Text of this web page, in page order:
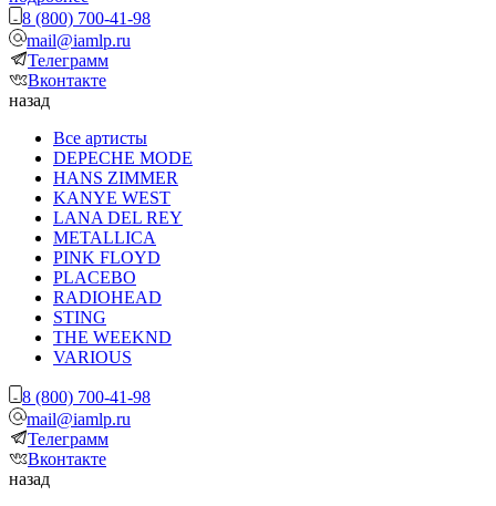
8 (800) 700-41-98
mail@iamlp.ru
Телеграмм
Вконтакте
назад
Все артисты
DEPECHE MODE
HANS ZIMMER
KANYE WEST
LANA DEL REY
METALLICA
PINK FLOYD
PLACEBO
RADIOHEAD
STING
THE WEEKND
VARIOUS
8 (800) 700-41-98
mail@iamlp.ru
Телеграмм
Вконтакте
назад